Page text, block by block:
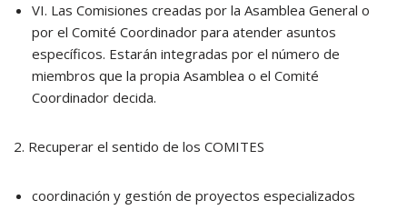
VI. Las Comisiones creadas por la Asamblea General o
por el Comité Coordinador para atender asuntos
específicos. Estarán integradas por el número de
miembros que la propia Asamblea o el Comité
Coordinador decida.
2. Recuperar el sentido de los COMITES
coordinación y gestión de proyectos especializados